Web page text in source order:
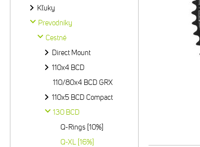
Kľuky
Prevodníky
Cestné
Direct Mount
110x4 BCD
110/80x4 BCD GRX
110x5 BCD Compact
130 BCD
Q-Rings [10%]
Q-XL [16%]